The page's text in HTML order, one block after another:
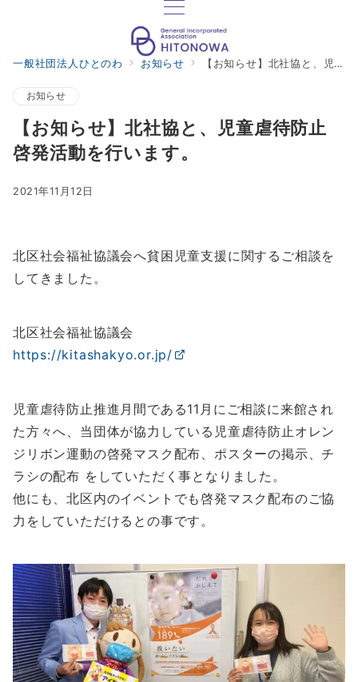
一般社団法人ひとのわ お知らせ 【お知らせ】北社協と、児童虐待防止啓発活動を行います。
お知らせ
【お知らせ】北社協と、児童虐待防止
啓発活動を行います。
2021年11月12日
北区社会福祉協議会へ貧困児童支援に関するご相談を
してきました。
北区社会福祉協議会
https://kitashakyo.or.jp/
児童虐待防止推進月間である11月にご相談に来館され
た方々へ、当団体が協力している児童虐待防止オレン
ジリボン運動の啓発マスク配布、ポスターの掲示、チ
ラシの配布 をしていただく事となりました。
他にも、北区内のイベントでも啓発マスク配布のご協
力をしていただけるとの事です。